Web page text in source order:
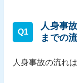
Q1
人身事
までの
人身事故の流れ